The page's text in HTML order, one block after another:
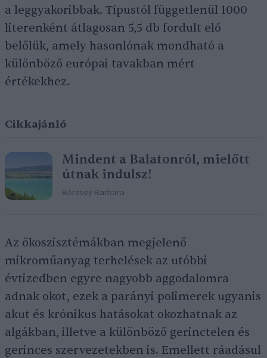
a leggyakoribbak. Típustól függetlenül 1000
literenként átlagosan 5,5 db fordult elő
belőlük, amely hasonlónak mondható a
különböző európai tavakban mért
értékekhez.
Cikkajánló
Mindent a Balatonról, mielőtt
útnak indulsz!
Börzsey Barbara
Az ökoszisztémákban megjelenő
mikroműanyag terhelések az utóbbi
évtizedben egyre nagyobb aggodalomra
adnak okot, ezek a parányi polimerek ugyanis
akut és krónikus hatásokat okozhatnak az
algákban, illetve a különböző gerinctelen és
gerinces szervezetekben is. Emellett ráadásul